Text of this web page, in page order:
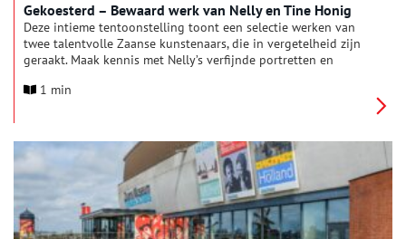
Gekoesterd – Bewaard werk van Nelly en Tine Honig
Deze intieme tentoonstelling toont een selectie werken van
twee talentvolle Zaanse kunstenaars, die in vergetelheid zijn
geraakt. Maak kennis met Nelly’s verfijnde portretten en
gevoel voor kleur en compositie tot uiting komt. Decennia
1 min